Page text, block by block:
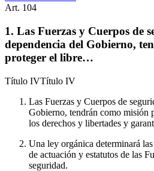
Art. 104
1. Las Fuerzas y Cuerpos de
dependencia del Gobierno,
proteger el libre…
Título IVTítulo IV
Las Fuerzas y Cuerpos de
Gobierno, tendrán como misión
los derechos y libertades y
Una ley orgánica determinará
de actuación y estatutos de las
seguridad.